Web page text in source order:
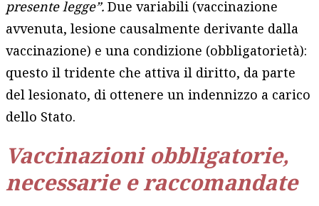
presente legge”.Due variabili (vaccinazione
avvenuta, lesione causalmente derivante dalla
vaccinazione) e una condizione (obbligatorietà):
questo il tridente che attiva il diritto, da parte
del lesionato, di ottenere un indennizzo a carico
dello Stato.
Vaccinazioni obbligatorie,
necessarie e raccomandate